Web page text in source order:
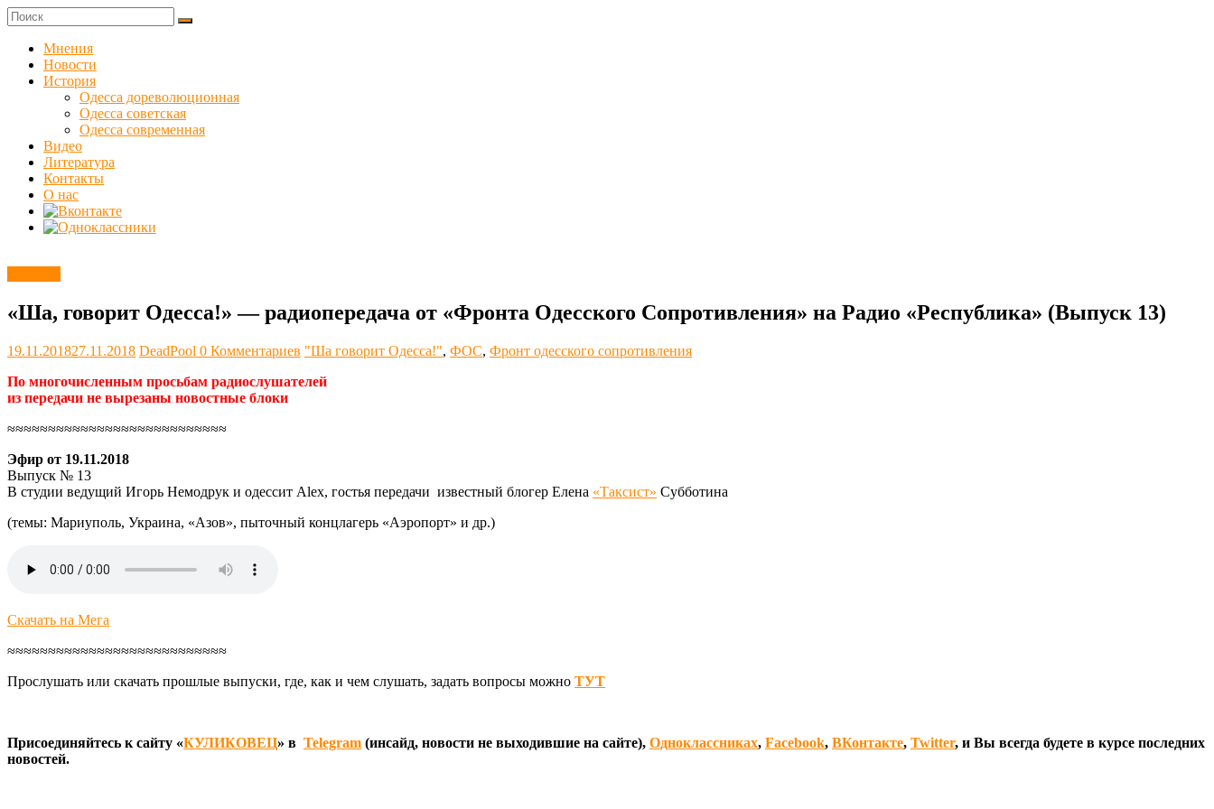
Skip
to
content
Куликовец
Сайт
одесского
сопротивления
Мнения
Новости
История
Одесса дореволюционная
Одесса советская
Одесса современная
Видео
Литература
Контакты
О нас
«Ша, говорит Одесса!» — радиопередача от «Фронта Одесского Сопротивления» на Радио «Республика» (Выпуск 13)
19.11.201827.11.2018 DeadPool 0 Комментариев "Ша говорит Одесса!", ФОС, Фронт одесского сопротивления
По многочисленным просьбам радиослушателей
из передачи не вырезаны новостные блоки
≈≈≈≈≈≈≈≈≈≈≈≈≈≈≈≈≈≈≈≈≈≈≈≈≈≈≈
Эфир от 19.11.2018
Выпуск № 13
В студии ведущий Игорь Немодрук и одессит Alex, гостья передачи известный блогер Елена «Таксист» Субботина
(темы: Мариуполь, Украина, «Азов», пыточный концлагерь «Аэропорт» и др.)
Скачать на Мега
≈≈≈≈≈≈≈≈≈≈≈≈≈≈≈≈≈≈≈≈≈≈≈≈≈≈≈
Прослушать или скачать прошлые выпуски, где, как и чем слушать, задать вопросы можно ТУТ
Присоединяйтесь к сайту «КУЛИКОВЕЦ» в Telegram (инсайд, новости не выходившие на сайте), Одноклассниках, Facebook, ВКонтакте, Twitter, и Вы всегда будете в курсе последних
новостей.